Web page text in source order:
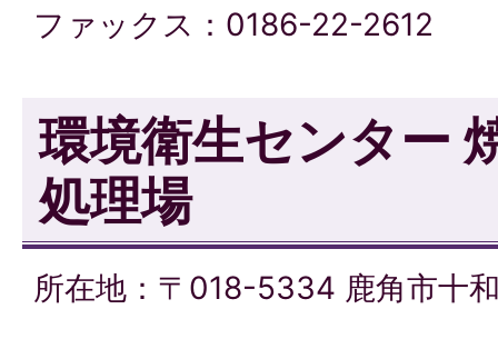
ファックス：0186-22-2612
環境衛生センター
処理場
所在地：〒018-5334 鹿角市十